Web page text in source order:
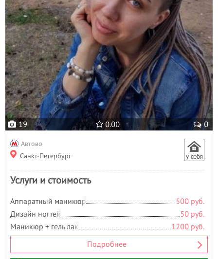
19 0.00 0
Автово
Санкт-Петербург
Услуги и стоимость
Аппаратный маникюр
500 руб.
Дизайн ногтей
50 руб.
Маникюр + гель лак
1200 руб.
Подробнее